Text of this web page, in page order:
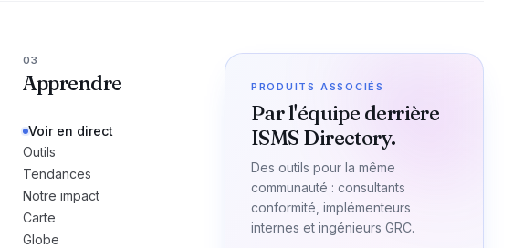
03
Apprendre
Voir en direct
Outils
Tendances
Notre impact
Carte
Globe
PRODUITS ASSOCIÉS
Par l'équipe derrière
ISMS Directory.
Des outils pour la même
communauté : consultants
conformité, implémenteurs
internes et ingénieurs GRC.